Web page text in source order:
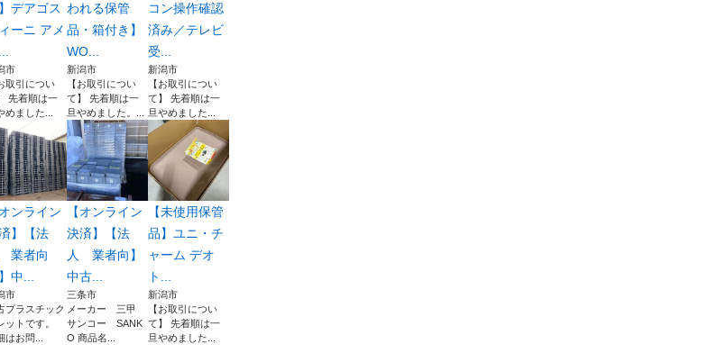
デアゴス
ーニ アメ
市
取引につい
先着順は一
めました...
われる保管
品・箱付き】
WO...
新潟市
【お取引につい
て】 先着順は一
旦やめました。...
コン操作確認
済み／テレビ
受...
新潟市
【お取引につい
て】 先着順は一
旦やめました...
オンライン
】【法
業者向
中...
市
プラスチック
ットです。
はお問...
【オンライン
決済】【法
人 業者向】
中古...
三条市
メーカー 三甲
サンコー SANK
O 商品名...
【未使用保管
品】ユニ・チ
ャーム デオ
ト...
新潟市
【お取引につい
て】 先着順は一
旦やめました...